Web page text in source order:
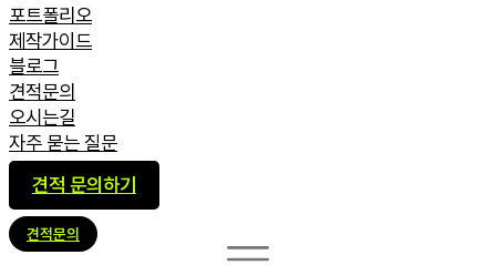
포트폴리오
제작가이드
블로그
견적문의
오시는길
자주 묻는 질문
견적 문의하기
견적문의